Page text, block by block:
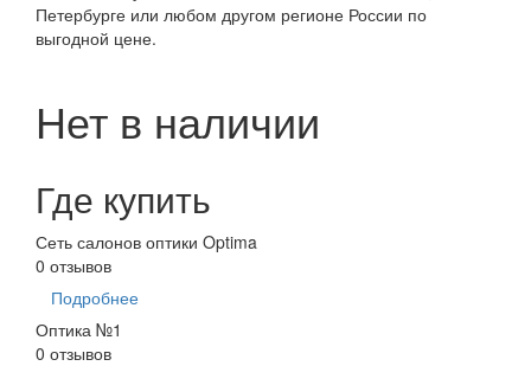
Петербурге или любом другом регионе России по
выгодной цене.
Нет в наличии
Где купить
Сеть салонов оптики Optima
0 отзывов
Подробнее
Оптика №1
0 отзывов